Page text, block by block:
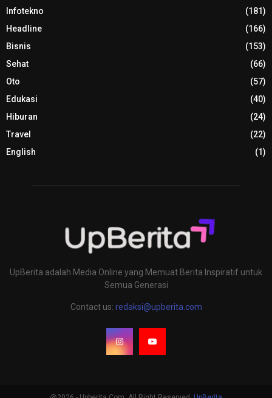
Infotekno
(181)
Headline
(166)
Bisnis
(153)
Sehat
(66)
Oto
(57)
Edukasi
(40)
Hiburan
(24)
Travel
(22)
English
(1)
UpBerita adalah Media Online yang Memuat Berita Inspiratif untuk
Semua Generasi
Contact us: redaksi@upberita.com